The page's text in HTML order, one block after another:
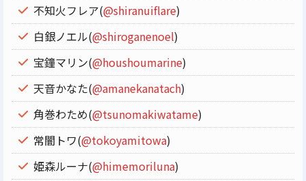
不知火フレア(@shiranuiflare)
白銀ノエル(@shiroganenoel)
宝鐘マリン(@houshoumarine)
天音かなた(@amanekanatach)
角巻わため(@tsunomakiwatame)
常闇トワ(@tokoyamitowa)
姫森ルーナ(@himemoriluna)